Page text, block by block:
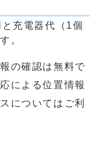
充電器代（1個
。
の確認は無料で
による位置情報
についてはご利